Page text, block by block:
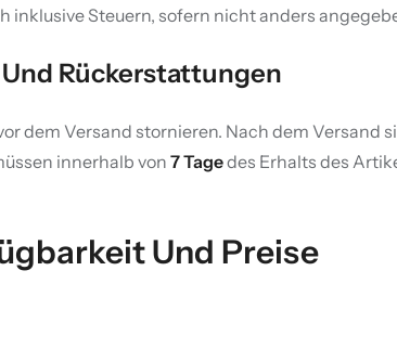
inklusive Steuern, sofern nicht anders
Rückerstattungen
dem Versand stornieren. Nach dem
innerhalb von 7 Tagedes Erhalts des
Und Preise